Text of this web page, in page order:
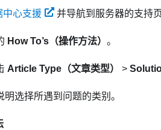
中心支援 并导航到服务器的支持页
How To’s（操作方法） 。
Article Type（文章类型） >
选择所遇到问题的类别。